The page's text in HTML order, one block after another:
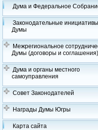
Дума и Федеральное
Законодательные инициативы
Думы
Межрегиональное
Думы (договоры и соглашения)
Дума и органы местного
самоуправления
Совет Законодателей
Награды Думы Югры
Карта сайта